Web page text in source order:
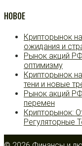
НОВОЕ
Крипторынок
ожидания и
Рынок акций
оптимизму
Крипторынок
тени и новые
Рынок акций
перемен
Крипторынок:
Регуляторные